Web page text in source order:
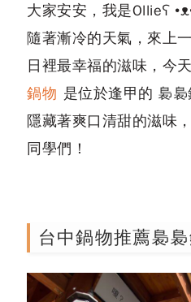
大家安安，我是Ollieʕ
隨著漸冷的天氣，來上
日裡最幸福的滋味，今
鍋物 是位於逢甲的 裊
隱藏著爽口清甜的滋味
同學們！
台中鍋物推薦裊